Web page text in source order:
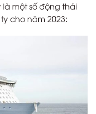
một số động thái
cho năm 2023: